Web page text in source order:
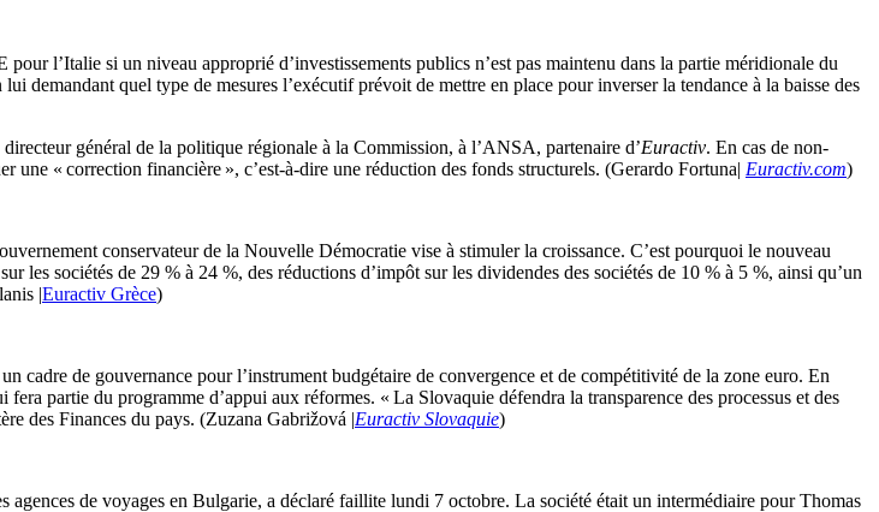
l’Italie si un niveau approprié d’investissements publics n’est pas maintenu dans la partie méridionale du
demandant quel type de mesures l’exécutif prévoit de mettre en place pour inverser la tendance à la baisse des
général de la politique régionale à la Commission, à l’ANSA, partenaire d’Euractiv. En cas de non-
une « correction financière », c’est-à-dire une réduction des fonds structurels. (Gerardo Fortuna| Euractiv.com)
conservateur de la Nouvelle Démocratie vise à stimuler la croissance. C’est pourquoi le nouveau
les sociétés de 29 % à 24 %, des réductions d’impôt sur les dividendes des sociétés de 10 % à 5 %, ainsi qu’un
|Euractiv Grèce)
cadre de gouvernance pour l’instrument budgétaire de convergence et de compétitivité de la zone euro. En
partie du programme d’appui aux réformes. « La Slovaquie défendra la transparence des processus et des
des Finances du pays. (Zuzana Gabrižová |Euractiv Slovaquie)
agences de voyages en Bulgarie, a déclaré faillite lundi 7 octobre. La société était un intermédiaire pour Thomas